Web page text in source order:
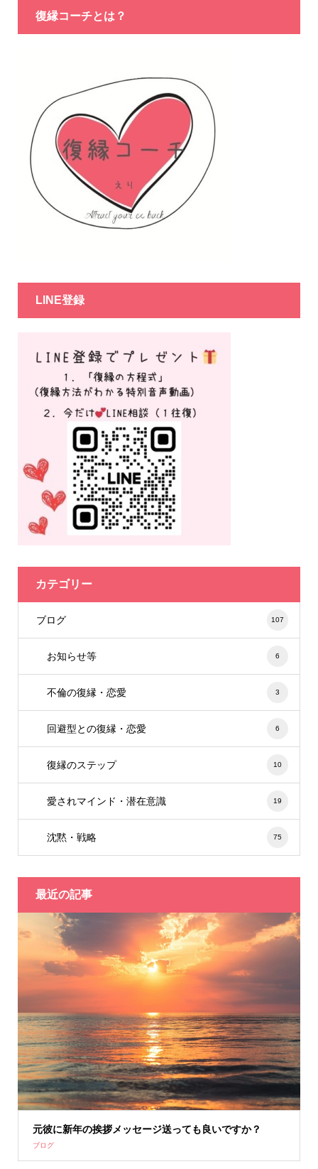
復縁コーチとは？
LINE登録
カテゴリー
ブログ 107
お知らせ等 6
不倫の復縁・恋愛 3
回避型との復縁・恋愛 6
復縁のステップ 10
愛されマインド・潜在意識 19
沈黙・戦略 75
最近の記事
元彼に新年の挨拶メッセージ送っても良いですか？
ブログ